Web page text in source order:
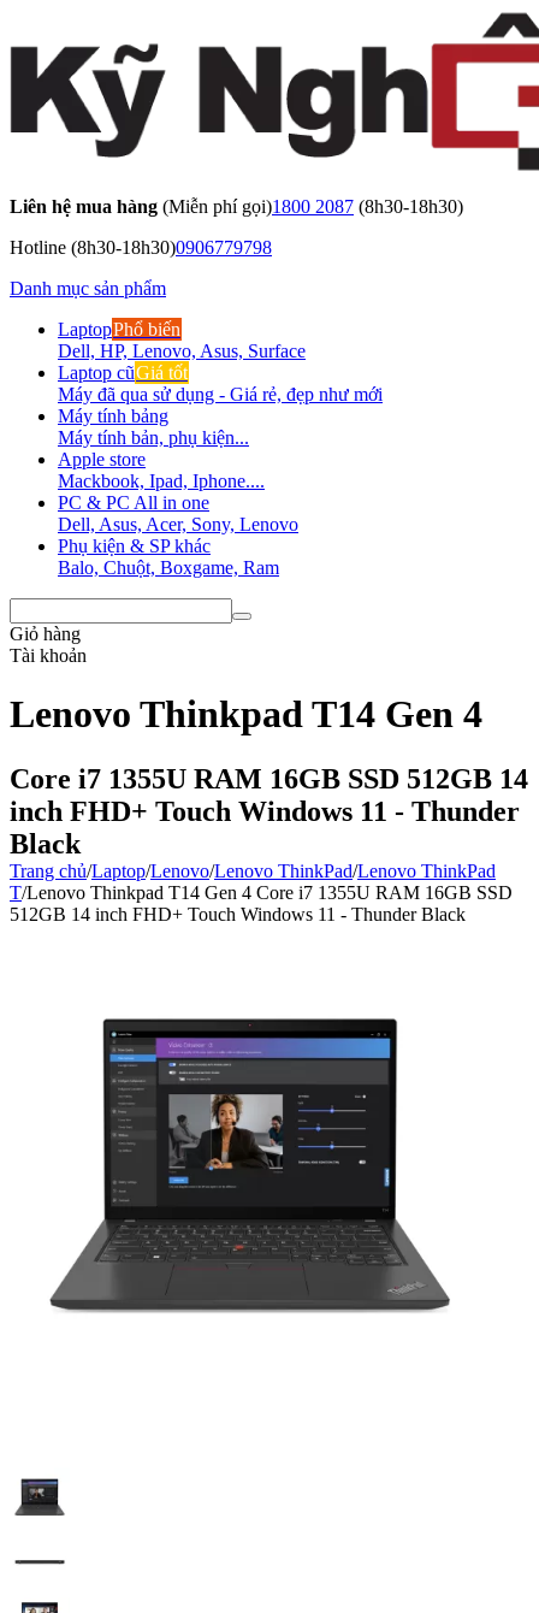
Liên hệ mua hàng (Miễn phí gọi)1800 2087 (8h30-18h30)
Hotline (8h30-18h30)0906779798
Danh mục sản phẩm
LaptopPhổ biến
Dell, HP, Lenovo, Asus, Surface
Laptop cũGiá tốt
Máy đã qua sử dụng - Giá rẻ, đẹp như mới
Máy tính bảng
Máy tính bản, phụ kiện...
Apple store
Mackbook, Ipad, Iphone....
PC & PC All in one
Dell, Asus, Acer, Sony, Lenovo
Phụ kiện & SP khác
Balo, Chuột, Boxgame, Ram
Giỏ hàng
Tài khoản
Lenovo Thinkpad T14 Gen 4
Core i7 1355U RAM 16GB SSD 512GB 14
inch FHD+ Touch Windows 11 - Thunder
Black
Trang chủ/Laptop/Lenovo/Lenovo ThinkPad/Lenovo ThinkPad
T/Lenovo Thinkpad T14 Gen 4 Core i7 1355U RAM 16GB SSD
512GB 14 inch FHD+ Touch Windows 11 - Thunder Black